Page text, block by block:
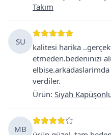
Takım
SU
kalitesi harika
etmeden.bedeninizi
verdiler.
Ürün: Siyah
MB